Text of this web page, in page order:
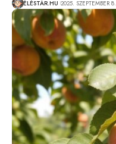
ÉLÉSTÁR.HU 2025. SZEPTEMBER 8.